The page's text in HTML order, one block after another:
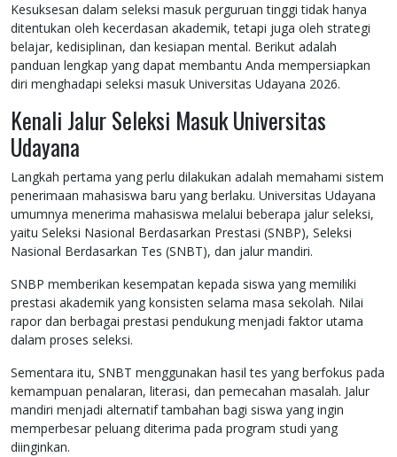
Kesuksesan dalam seleksi masuk perguruan tinggi tidak hanya
ditentukan oleh kecerdasan akademik, tetapi juga oleh strategi
belajar, kedisiplinan, dan kesiapan mental. Berikut adalah
panduan lengkap yang dapat membantu Anda mempersiapkan
diri menghadapi seleksi masuk Universitas Udayana 2026.
Kenali Jalur Seleksi Masuk Universitas
Udayana
Langkah pertama yang perlu dilakukan adalah memahami sistem
penerimaan mahasiswa baru yang berlaku. Universitas Udayana
umumnya menerima mahasiswa melalui beberapa jalur seleksi,
yaitu Seleksi Nasional Berdasarkan Prestasi (SNBP), Seleksi
Nasional Berdasarkan Tes (SNBT), dan jalur mandiri.
SNBP memberikan kesempatan kepada siswa yang memiliki
prestasi akademik yang konsisten selama masa sekolah. Nilai
rapor dan berbagai prestasi pendukung menjadi faktor utama
dalam proses seleksi.
Sementara itu, SNBT menggunakan hasil tes yang berfokus pada
kemampuan penalaran, literasi, dan pemecahan masalah. Jalur
mandiri menjadi alternatif tambahan bagi siswa yang ingin
memperbesar peluang diterima pada program studi yang
diinginkan.